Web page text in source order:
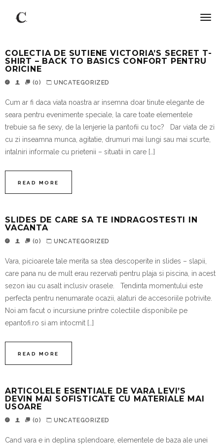
COLECTIA DE SUTIENE VICTORIA’S SECRET T-
SHIRT – BACK TO BASICS CONFORT PENTRU
ORICINE
(0) UNCATEGORIZED
Cum ar fi daca viata noastra ar insemna doar tinute elegante de
seara pentru evenimente speciale, la care toate elementele
trebuie sa fie sexy, de la lenjerie la pantofii cu toc? Dar viata de zi
cu zi inseamna munca, agitatie, drumuri mai lungi sau mai scurte,
intalniri informale cu prietenii – situatii in care […]
READ MORE
SLIDES DE CARE SA TE INDRAGOSTESTI IN
VACANTA
(0) UNCATEGORIZED
Vara, picioarele tale merita sa stea descoperite in slides – slapii,
care pana nu de mult erau rezervati pentru plaja si piscina, in acest
sezon iau cu asalt inclusiv orasele. Tendinta momentului este
perfecta pentru nenumarate ocazii, alaturi de accesoriile potrivite.
Noi am facut o incursiune printre colectiile disponibile pe
epantofi.ro si am intocmit […]
READ MORE
ARTICOLELE ESENTIALE DE VARA LEVI’S
DEVIN MAI SOFISTICATE CU MATERIALE MAI
USOARE
(0) UNCATEGORIZED
Cand vara e in deplina splendoare, elementele de baza ale unei